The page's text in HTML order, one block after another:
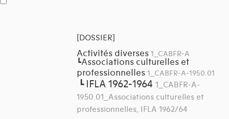
[DOSSIER]
Activités diverses 1_CABFR-A
┗Associations culturelles et
professionnelles 1_CABFR-A-1950.01
┗ IFLA 1962-1964 1_CABFR-A-
1950.01_Associations culturelles et
professionnelles, IFLA 1962/64